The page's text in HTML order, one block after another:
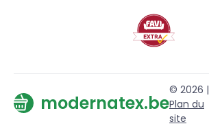
modernatex.be
© 2026 |
Plan du
site